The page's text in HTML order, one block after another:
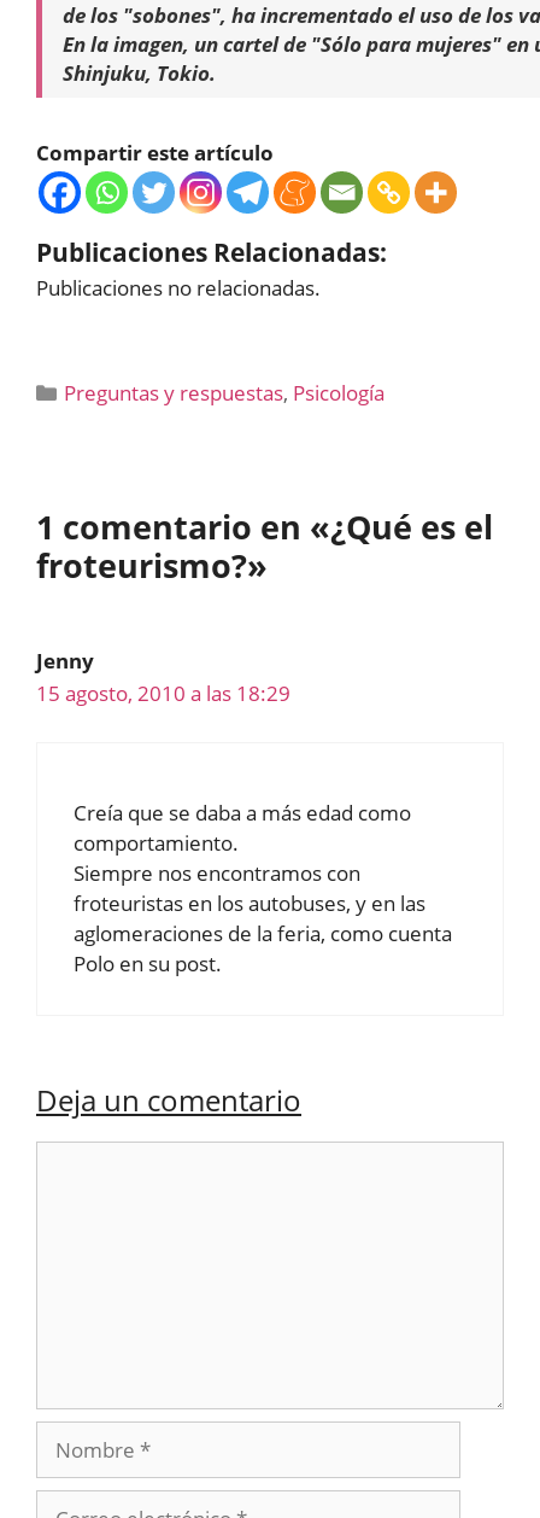
de los "sobones", ha incrementado el uso de los
En la imagen, un cartel de "Sólo para mujeres"
Shinjuku, Tokio.
Compartir este artículo
Publicaciones Relacionadas:
Publicaciones no relacionadas.
Categorías
Preguntas y respuestas, Psicología
1 comentario en «¿Qué es el
froteurismo?»
Jenny
15 agosto, 2010 a las 18:29
Creía que se daba a más edad como
comportamiento.
Siempre nos encontramos con
froteuristas en los autobuses, y en las
aglomeraciones de la feria, como cuenta
Polo en su post.
Deja un comentario
Nombre